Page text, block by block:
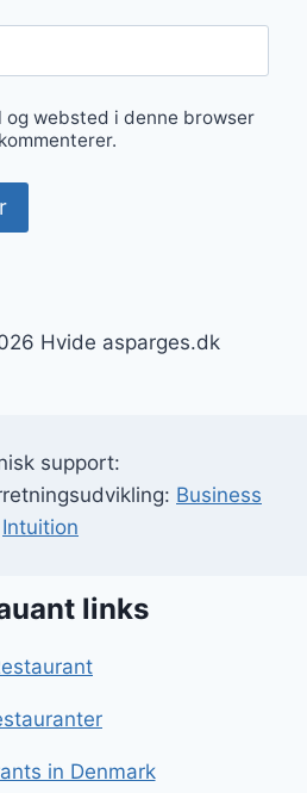
og websted i denne browser
Hvide asparges.dk
support:
Business
Intuition
links
in Denmark